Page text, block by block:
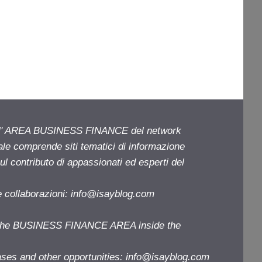
BUSINESS FINANCE del network
comprende siti tematici di informazione
contributo di appassionati ed esperti del
collaborazioni: info@isayblog.com
BUSINESS FINANCE AREA inside the
and other opportunities: info@isayblog.com